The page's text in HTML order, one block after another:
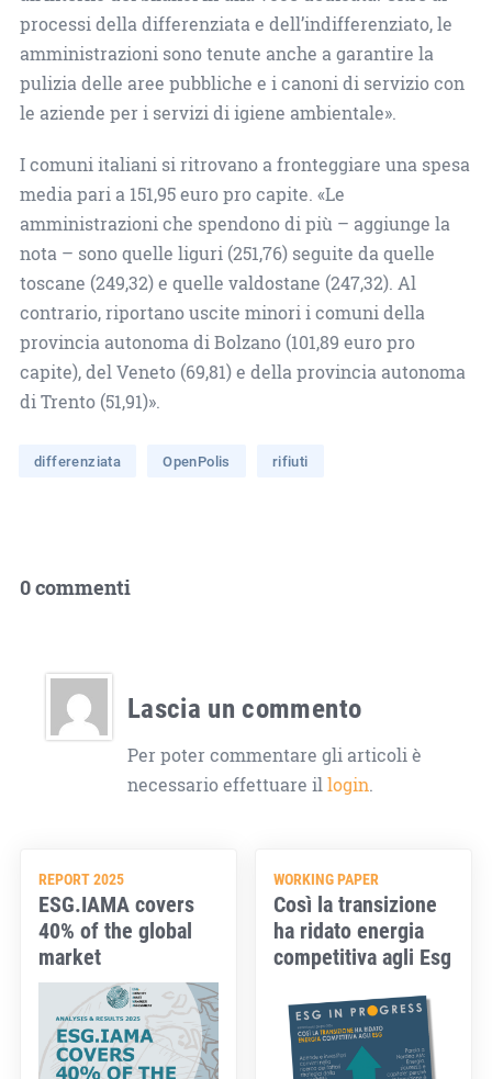
processi della differenziata e dell’indifferenziato, le
amministrazioni sono tenute anche a garantire la
pulizia delle aree pubbliche e i canoni di servizio con
le aziende per i servizi di igiene ambientale».
I comuni italiani si ritrovano a fronteggiare una spesa
media pari a 151,95 euro pro capite. «Le
amministrazioni che spendono di più – aggiunge la
nota – sono quelle liguri (251,76) seguite da quelle
toscane (249,32) e quelle valdostane (247,32). Al
contrario, riportano uscite minori i comuni della
provincia autonoma di Bolzano (101,89 euro pro
capite), del Veneto (69,81) e della provincia autonoma
di Trento (51,91)».
differenziata OpenPolis rifiuti
0 commenti
Lascia un commento
Per poter commentare gli articoli è
necessario effettuare illogin.
REPORT 2025
ESG.IAMA covers
40% of the global
market
WORKING PAPER
Così la transizione
ha ridato energia
competitiva agli Esg